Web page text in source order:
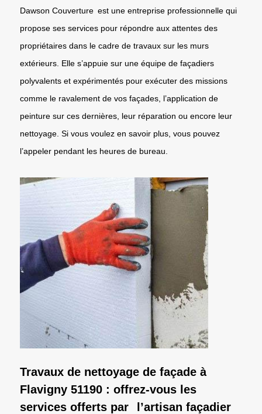
Dawson Couverture est une entreprise professionnelle qui
propose ses services pour répondre aux attentes des
propriétaires dans le cadre de travaux sur les murs
extérieurs. Elle s’appuie sur une équipe de façadiers
polyvalents et expérimentés pour exécuter des missions
comme le ravalement de vos façades, l’application de
peinture sur ces dernières, leur réparation ou encore leur
nettoyage. Si vous voulez en savoir plus, vous pouvez
l’appeler pendant les heures de bureau.
Travaux de nettoyage de façade à
Flavigny 51190 : offrez-vous les
services offerts par l’artisan façadier